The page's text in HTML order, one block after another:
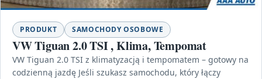
PRODUKT SAMOCHODY OSOBOWE
VW Tiguan 2.0 TSI , Klima, Tempomat
VW Tiguan 2.0 TSI z klimatyzacją i tempomatem – gotowy na
codzienną jazdę Jeśli szukasz samochodu, który łączy